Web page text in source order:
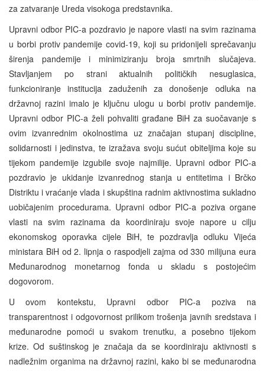
za zatvaranje Ureda visokoga predstavnika.
Upravni odbor PIC-a pozdravio je napore vlasti na svim razinama
u borbi protiv pandemije covid-19, koji su pridonijeli sprečavanju
širenja pandemije i minimiziranju broja smrtnih slučajeva.
Stavljanjem po strani aktualnih političkih nesuglasica,
funkcioniranje institucija zaduženih za donošenje odluka na
državnoj razini imalo je ključnu ulogu u borbi protiv pandemije.
Upravni odbor PIC-a želi pohvaliti građane BiH za suočavanje s
ovim izvanrednim okolnostima uz značajan stupanj discipline,
solidarnosti i jedinstva, te izražava svoju sućut obiteljima koje su
tijekom pandemije izgubile svoje najmilije. Upravni odbor PIC-a
pozdravio je ukidanje izvanrednog stanja u entitetima i Brčko
Distriktu i vraćanje vlada i skupština radnim aktivnostima sukladno
uobičajenim procedurama. Upravni odbor PIC-a poziva organe
vlasti na svim razinama da koordiniraju svoje napore u cilju
ekonomskog oporavka cijele BiH, te pozdravlja odluku Vijeća
ministara BiH od 2. lipnja o raspodjeli zajma od 330 milijuna eura
Međunarodnog monetarnog fonda u skladu s postojećim
dogovorom.
U ovom kontekstu, Upravni odbor PIC-a poziva na
transparentnost i odgovornost prilikom trošenja javnih sredstava i
međunarodne pomoći u svakom trenutku, a posebno tijekom
krize. Od suštinskog je značaja da se koordiniraju aktivnosti s
nadležnim organima na državnoj razini, kako bi se međunarodna